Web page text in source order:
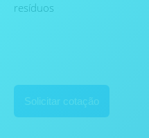
resíduos
Solicitar cotação